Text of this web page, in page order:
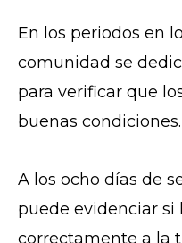
En los periodos en
comunidad se
para verificar que
buenas condiciones.
A los ocho días de
puede evidenciar si
correctamente a la